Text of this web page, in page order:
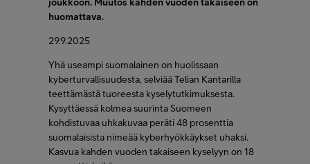
Töissä Telialla
Medialle
SV EN
huomattava.
29.9.2025
Yhä useampi suomalainen on huolissaan
kyberturvallisuudesta, selviää Telian Kantarilla
teettämästä tuoreesta kyselytutkimuksesta.
Kysyttäessä kolmea suurinta Suomeen
kohdistuvaa uhkakuvaa peräti 48 prosenttia
suomalaisista nimeää kyberhyökkäykset uhaksi.
Kasvua kahden vuoden takaiseen kyselyyn on 18